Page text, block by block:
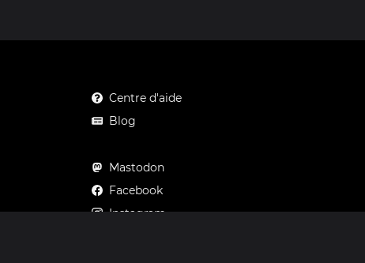
Centre d'aide
Blog
Mastodon
Facebook
Instagram